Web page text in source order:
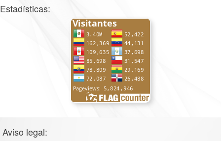
Estadísticas:
Aviso legal: